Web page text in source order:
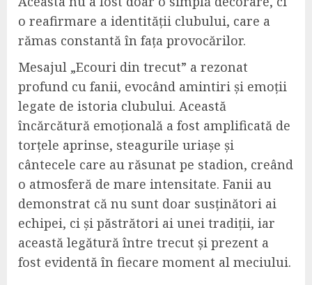
o reafirmare a identității clubului, care a
rămas constantă în fața provocărilor.
Mesajul „Ecouri din trecut” a rezonat
profund cu fanii, evocând amintiri și emoții
legate de istoria clubului. Această
încărcătură emoțională a fost amplificată de
torțele aprinse, steagurile uriașe și
cântecele care au răsunat pe stadion, creând
o atmosferă de mare intensitate. Fanii au
demonstrat că nu sunt doar susținători ai
echipei, ci și păstrători ai unei tradiții, iar
această legătură între trecut și prezent a
fost evidentă în fiecare moment al meciului.